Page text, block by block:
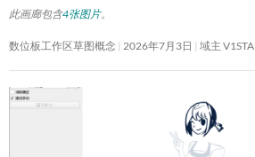
此画廊包含4张图片。
数位板工作区草图概念 2026年7月3日 域主 V1STA